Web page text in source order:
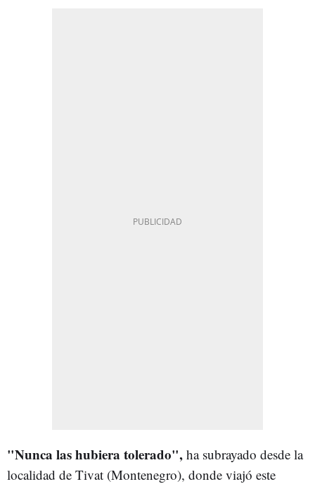
"Nunca las hubiera tolerado", ha subrayado desde la
localidad de Tivat (Montenegro), donde viajó este